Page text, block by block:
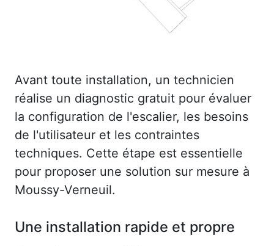
Avant toute installation, un technicien
réalise un diagnostic gratuit pour évaluer
la configuration de l'escalier, les besoins
de l'utilisateur et les contraintes
techniques. Cette étape est essentielle
pour proposer une solution sur mesure à
Moussy-Verneuil.
Une installation rapide et propre